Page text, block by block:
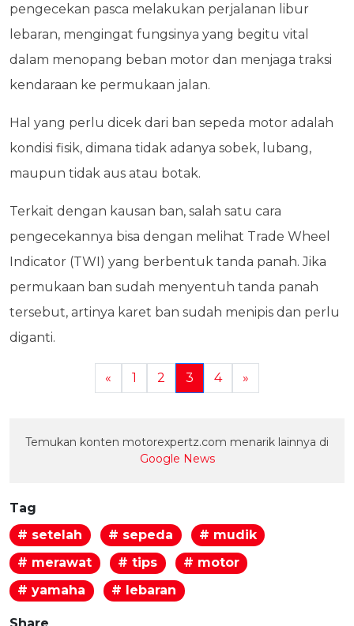
pengecekan pasca melakukan perjalanan libur
lebaran, mengingat fungsinya yang begitu vital
dalam menopang beban motor dan menjaga traksi
kendaraan ke permukaan jalan.
Hal yang perlu dicek dari ban sepeda motor adalah
kondisi fisik, dimana tidak adanya sobek, lubang,
maupun tidak aus atau botak.
Terkait dengan kausan ban, salah satu cara
pengecekannya bisa dengan melihat Trade Wheel
Indicator (TWI) yang berbentuk tanda panah. Jika
permukaan ban sudah menyentuh tanda panah
tersebut, artinya karet ban sudah menipis dan perlu
diganti.
« 1 2 3 4 »
Temukan konten motorexpertz.com menarik lainnya di
Google News
Tag
# setelah
# sepeda
# mudik
# merawat
# tips
# motor
# yamaha
# lebaran